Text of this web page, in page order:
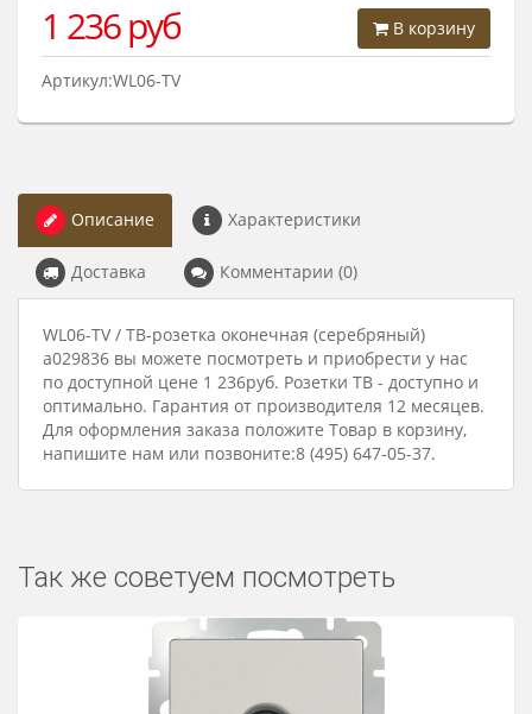
В корзину
1 236руб
Артикул:WL06-TV
Описание Характеристики
Доставка Комментарии (0)
WL06-TV / ТВ-розетка оконечная (серебряный)
a029836 вы можете посмотреть и приобрести у нас
по доступной цене 1 236руб. Розетки ТВ - доступно и
оптимально. Гарантия от производителя 12 месяцев.
Для оформления заказа положите Товар в корзину,
напишите нам или позвоните:8 (495) 647-05-37.
Так же советуем посмотреть